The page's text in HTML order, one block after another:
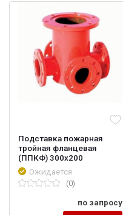
Подставка пожарная
тройная фланцевая
(ППКФ) 300х200
Ожидается
(0)
по запросу